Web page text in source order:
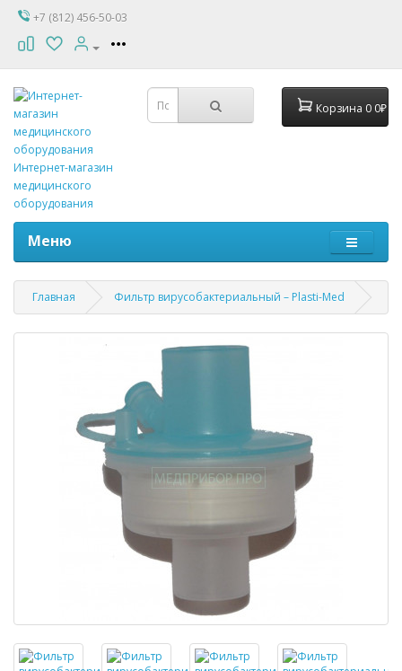
+7 (812) 456-50-03
Интернет-магазин
медицинского
оборудования
Корзина 00₽
Меню
Главная Фильтр вирусобактериальный – Plasti-Med